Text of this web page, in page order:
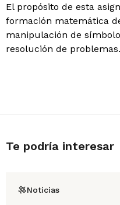
El propósito de esta
formación matemática
manipulación de
resolución de problemas.
Te podría interesar
Noticias